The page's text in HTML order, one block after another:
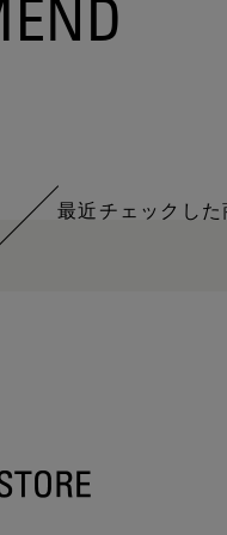
最近チェックした